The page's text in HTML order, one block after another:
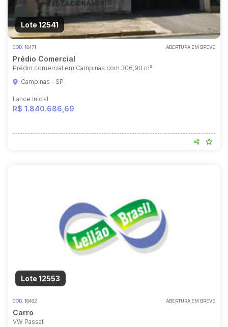
Lote 12541
COD. 18471 ABERTURA EM BREVE
Prédio Comercial
Prédio comercial em Campinas com 306,90 m²
Campinas - SP
Lance Inicial
R$ 1.840.686,69
Lote 12553
COD. 18482 ABERTURA EM BREVE
Carro
VW Passat